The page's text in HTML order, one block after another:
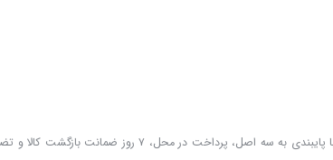
سیبا کالا به عنوان یکی از قدیمی‌ترین فروشگاه های عمده فروشی اینترنتی با بیش از یک دهه تجربه، با